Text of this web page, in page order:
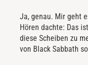
Ja, genau. Mir geht
Hören dachte: Das
diese Scheiben zu
von Black Sabbath